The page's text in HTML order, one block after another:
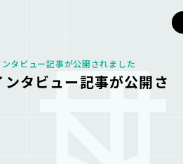
タビュー記事が公開されました
タビュー記事が公開さ